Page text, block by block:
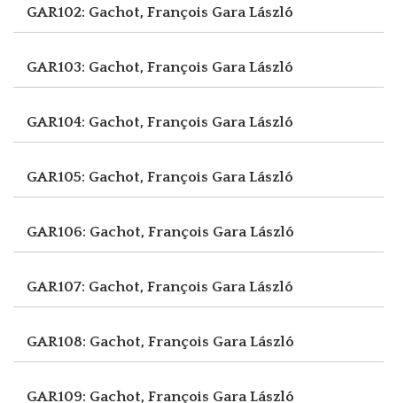
GAR102: Gachot, François Gara László
GAR103: Gachot, François Gara László
GAR104: Gachot, François Gara László
GAR105: Gachot, François Gara László
GAR106: Gachot, François Gara László
GAR107: Gachot, François Gara László
GAR108: Gachot, François Gara László
GAR109: Gachot, François Gara László